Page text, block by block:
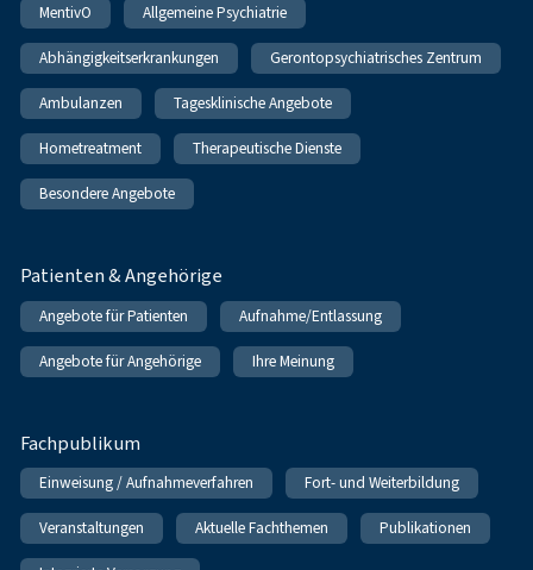
MentivO Allgemeine Psychiatrie
Abhängigkeitserkrankungen Gerontopsychiatrisches Zentrum
Ambulanzen Tagesklinische Angebote
Hometreatment Therapeutische Dienste
Besondere Angebote
Patienten & Angehörige
Angebote für Patienten Aufnahme/Entlassung
Angebote für Angehörige Ihre Meinung
Fachpublikum
Einweisung / Aufnahmeverfahren Fort- und Weiterbildung
Veranstaltungen Aktuelle Fachthemen Publikationen